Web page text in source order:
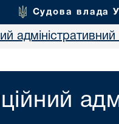
Судова влада
адміністративний